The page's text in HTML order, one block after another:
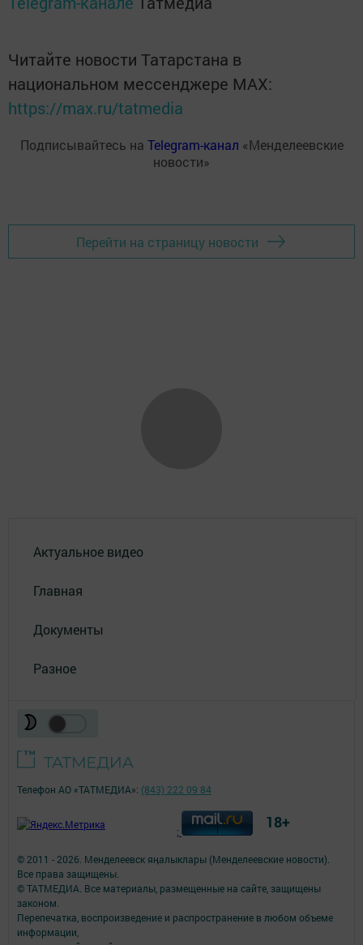
Читайте новости Татарстана в
национальном мессенджере MАХ:
https://max.ru/tatmedia
Подписывайтесь на Telegram-канал «Менделеевские
новости»
Перейти на страницу новости
Актуальное видео
Главная
Документы
Разное
© 2011 - 2026. Менделеевск яӊалыклары (Менделеевские новости).
Все права защищены.
© ТАТМЕДИА. Все материалы, размещенные на сайте, защищены
законом.
Перепечатка, воспроизведение и распространение в любом объеме
информации,
Телефон АО «ТАТМЕДИА»: (843) 222 09 84
; 18+